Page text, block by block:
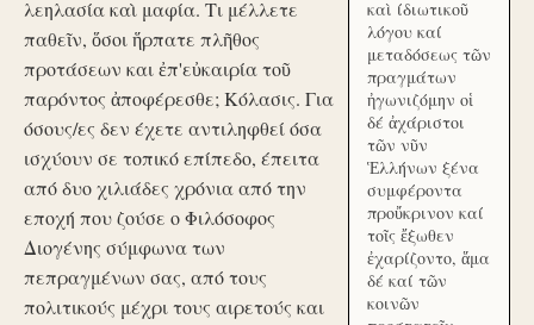
λεηλασία καὶ μαφία. Τι μέλλετε
παθεῖν, ὅσοι ἥρπατε πλῆθος
προτάσεων και ἐπ'εὐκαιρία τοῦ
παρόντος ἀποφέρεσθε; Κόλασις. Για
όσους/ες δεν έχετε αντιληφθεί όσα
ισχύουν σε τοπικό επίπεδο, έπειτα
από δυο χιλιάδες χρόνια από την
εποχή που ζούσε ο Φιλόσοφος
Διογένης σύμφωνα των
πεπραγμένων σας, από τους
πολιτικούς μέχρι τους αιρετούς και
καὶ ίδιωτικοῦ
λόγου καί
μεταδόσεως τῶν
πραγμάτων
ἠγωνιζόμην οἱ
δέ ἀχάριστοι
τῶν νῦν
Ἑλλήνων ξένα
συμφέροντα
προὔκρινον καί
τοῖς ἔξωθεν
ἐχαρίζοντο, ἅμα
δέ καί τῶν
κοινῶν